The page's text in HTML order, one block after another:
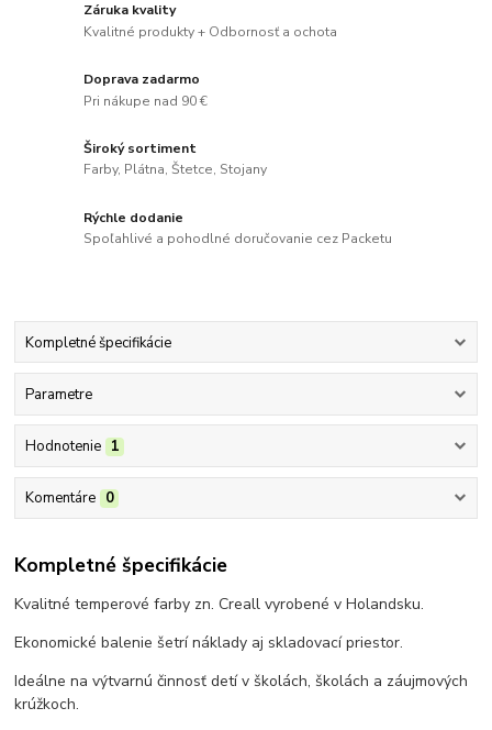
Záruka kvality
Kvalitné produkty + Odbornosť a ochota
Doprava zadarmo
Pri nákupe nad 90 €
Široký sortiment
Farby, Plátna, Štetce, Stojany
Rýchle dodanie
Spoľahlivé a pohodlné doručovanie cez Packetu
Kompletné špecifikácie
Parametre
Hodnotenie 1
Komentáre 0
Kompletné špecifikácie
Kvalitné temperové farby zn. Creall vyrobené v Holandsku.
Ekonomické balenie šetrí náklady aj skladovací priestor.
Ideálne na výtvarnú činnosť detí v školách, školách a záujmových
krúžkoch.